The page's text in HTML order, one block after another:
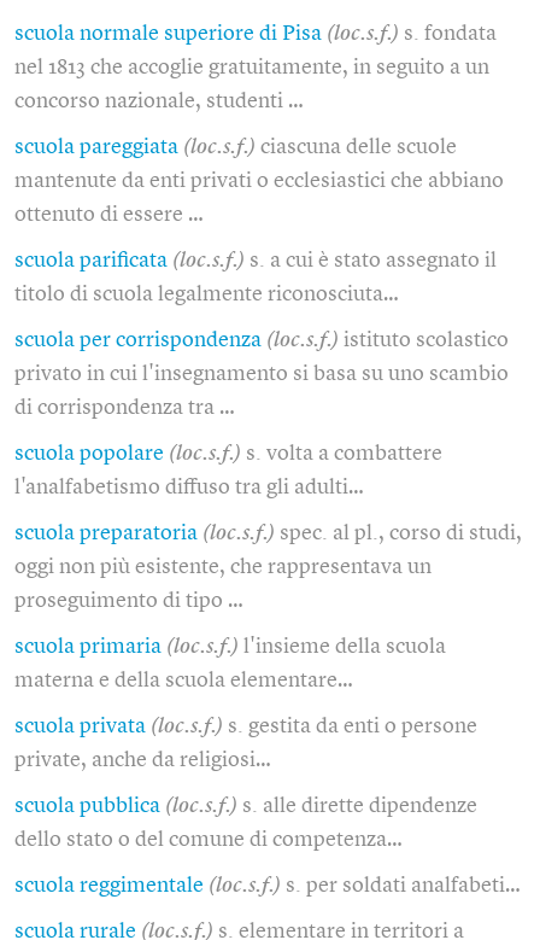
scuola normale superiore di Pisa (loc.s.f.) s. fondata
nel 1813 che accoglie gratuitamente, in seguito a un
concorso nazionale, studenti …
scuola pareggiata (loc.s.f.) ciascuna delle scuole
mantenute da enti privati o ecclesiastici che abbiano
ottenuto di essere …
scuola parificata (loc.s.f.) s. a cui è stato assegnato il
titolo di scuola legalmente riconosciuta…
scuola per corrispondenza (loc.s.f.) istituto scolastico
privato in cui l'insegnamento si basa su uno scambio
di corrispondenza tra …
scuola popolare (loc.s.f.) s. volta a combattere
l'analfabetismo diffuso tra gli adulti…
scuola preparatoria (loc.s.f.) spec. al pl., corso di studi,
oggi non più esistente, che rappresentava un
proseguimento di tipo …
scuola primaria (loc.s.f.) l'insieme della scuola
materna e della scuola elementare…
scuola privata (loc.s.f.) s. gestita da enti o persone
private, anche da religiosi…
scuola pubblica (loc.s.f.) s. alle dirette dipendenze
dello stato o del comune di competenza…
scuola reggimentale (loc.s.f.) s. per soldati analfabeti…
scuola rurale (loc.s.f.) s. elementare in territori a